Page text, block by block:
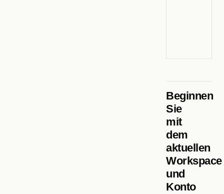
Beginnen
Sie
mit
dem
aktuellen
Workspace
und
Konto